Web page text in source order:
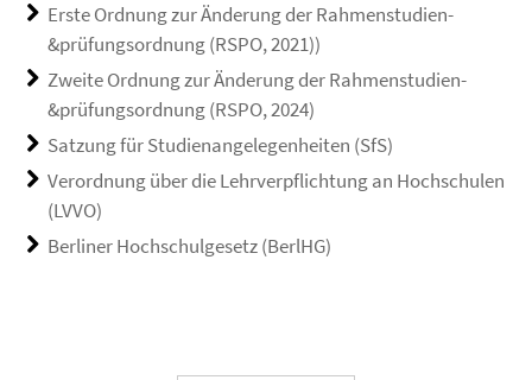
Erste Ordnung zur Änderung der Rahmenstudien-
&prüfungsordnung (RSPO, 2021))
Zweite Ordnung zur Änderung der Rahmenstudien-
&prüfungsordnung (RSPO, 2024)
Satzung für Studienangelegenheiten (SfS)
Verordnung über die Lehrverpflichtung an Hochschulen
(LVVO)
Berliner Hochschulgesetz (BerlHG)